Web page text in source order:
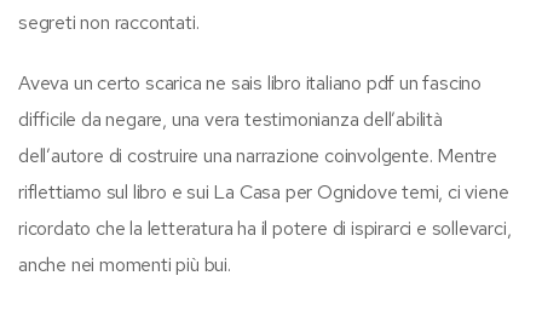
segreti non raccontati.
Aveva un certo scarica ne sais libro italiano pdf un fascino
difficile da negare, una vera testimonianza dell’abilità
dell’autore di costruire una narrazione coinvolgente. Mentre
riflettiamo sul libro e sui La Casa per Ognidove temi, ci viene
ricordato che la letteratura ha il potere di ispirarci e sollevarci,
anche nei momenti più bui.